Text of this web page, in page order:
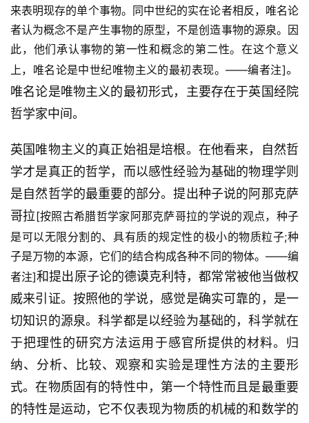
来表明现存的单个事物。同中世纪的实在论者相反，唯名论
者认为概念不是产生事物的原型，不是创造事物的源泉。因
此，他们承认事物的第一性和概念的第二性。在这个意义
上，唯名论是中世纪唯物主义的最初表现。——编者注]。
唯名论是唯物主义的最初形式，主要存在于英国经院
哲学家中间。
英国唯物主义的真正始祖是培根。在他看来，自然哲
学才是真正的哲学，而以感性经验为基础的物理学则
是自然哲学的最重要的部分。提出种子说的阿那克萨
哥拉[按照古希腊哲学家阿那克萨哥拉的学说的观点，种子
是可以无限分割的、具有质的规定性的极小的物质粒子;种
子是万物的本源，它们的结合构成各种不同的物体。——编
者注]和提出原子论的德谟克利特，都常常被他当做权
威来引证。按照他的学说，感觉是确实可靠的，是一
切知识的源泉。科学都是以经验为基础的，科学就在
于把理性的研究方法运用于感官所提供的材料。归
纳、分析、比较、观察和实验是理性方法的主要形
式。在物质固有的特性中，第一个特性而且是最重要
的特性是运动，它不仅表现为物质的机械的和数学的